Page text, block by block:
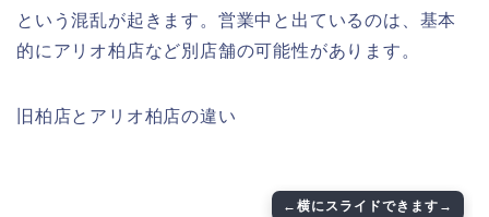
という混乱が起きます。営業中と出ているのは、基本
的にアリオ柏店など別店舗の可能性があります。
旧柏店とアリオ柏店の違い